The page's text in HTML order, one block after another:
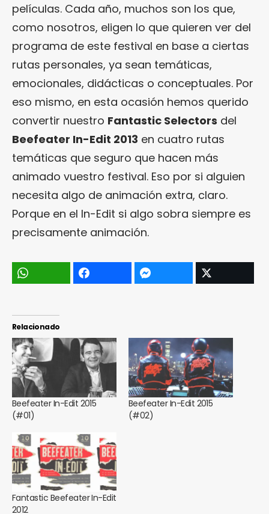
películas. Cada año, muchos son los que,
como nosotros, eligen lo que quieren ver del
programa de este festival en base a ciertas
rutas personales, ya sean temáticas,
emocionales, didácticas o conceptuales. Por
eso mismo, en esta ocasión hemos querido
convertir nuestro Fantastic Selectors del
Beefeater In-Edit 2013 en cuatro rutas
temáticas que seguro que hacen más
animado vuestro festival. Eso por si alguien
necesita algo de animación extra, claro.
Porque en el In-Edit si algo sobra siempre es
precisamente animación.
Relacionado
Beefeater In-Edit 2015
(#01)
Beefeater In-Edit 2015
(#02)
Fantastic Beefeater In-Edit
2012